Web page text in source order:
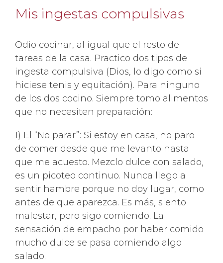
Mis ingestas compulsivas
Odio cocinar, al igual que el resto de
tareas de la casa. Practico dos tipos de
ingesta compulsiva (Dios, lo digo como si
hiciese tenis y equitación). Para ninguno
de los dos cocino. Siempre tomo alimentos
que no necesiten preparación:
1) El “No parar”: Si estoy en casa, no paro
de comer desde que me levanto hasta
que me acuesto. Mezclo dulce con salado,
es un picoteo continuo. Nunca llego a
sentir hambre porque no doy lugar, como
antes de que aparezca. Es más, siento
malestar, pero sigo comiendo. La
sensación de empacho por haber comido
mucho dulce se pasa comiendo algo
salado.